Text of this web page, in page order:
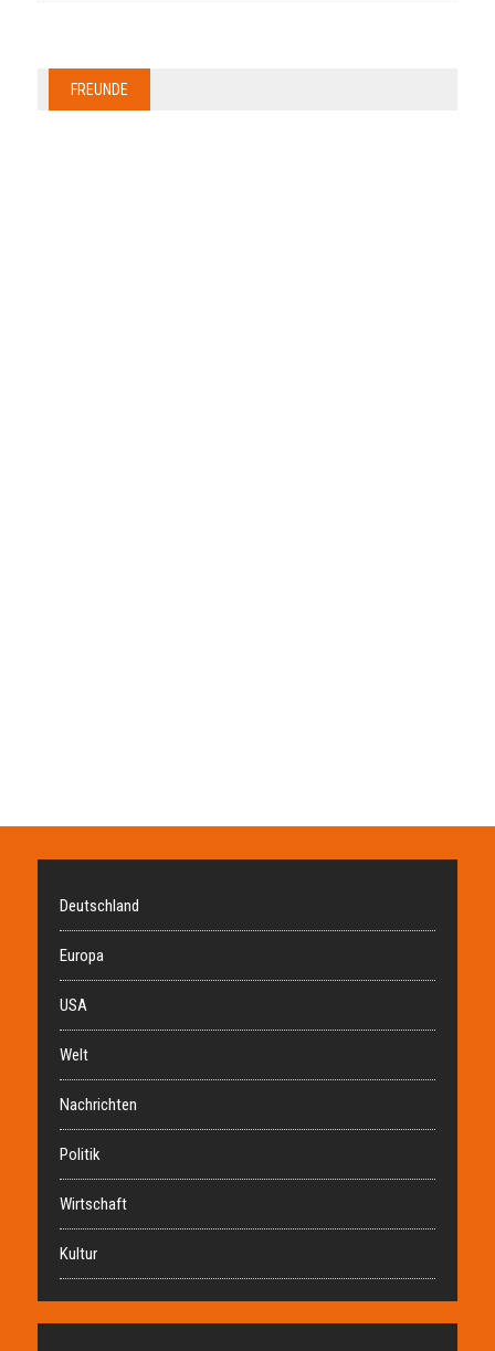
FREUNDE
Deutschland
Europa
USA
Welt
Nachrichten
Politik
Wirtschaft
Kultur